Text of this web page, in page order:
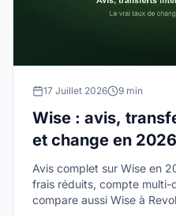
17 Juillet 2026 9 min
Wise : avis,
et change en 2026
Avis complet sur Wise en
frais réduits, compte
compare aussi Wise à